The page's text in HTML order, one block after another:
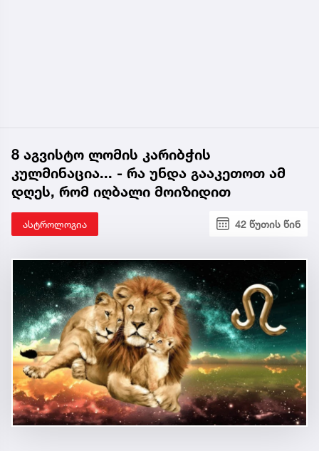
8 აგვისტო ლომის კარიბჭის
კულმინაცია... - რა უნდა გააკეთოთ ამ
დღეს, რომ იღბალი მოიზიდით
ასტროლოგია 42 წუთის წინ